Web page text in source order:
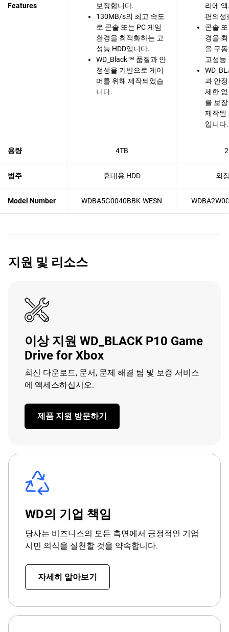
Features
보장합니다.
130MB/s의 최고 속도
로 콘솔 또는 PC 게임
환경을 최적화하는 고
성능 HDD입니다.
WD_Black™ 품질과 안
정성을 기반으로 게이
머를 위해 제작되었습
니다.
리에
편의성
콘솔
경을
을 구
고성능
과 안
제한
를 보
제작된
입니다.
용량 4TB
범주 휴대용 HDD 외
Model Number WDBA5G0040BBK-WESN
지원 및 리소스
이상 지원 WD_BLACK P10 Game
Drive for Xbox
최신 다운로드, 문서, 문제 해결 팁 및 보증 서비스
에 액세스하십시오.
제품 지원 방문하기
WD의 기업 책임
당사는 비즈니스의 모든 측면에서 긍정적인 기업
시민 의식을 실천할 것을 약속합니다.
자세히 알아보기